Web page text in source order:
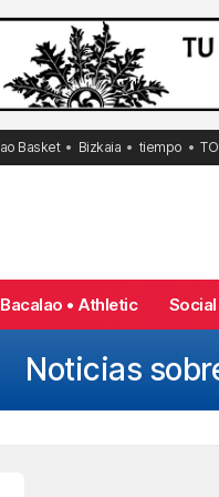
Basket Bizkaia tiempo
Bacalao • Athletic
Noticias